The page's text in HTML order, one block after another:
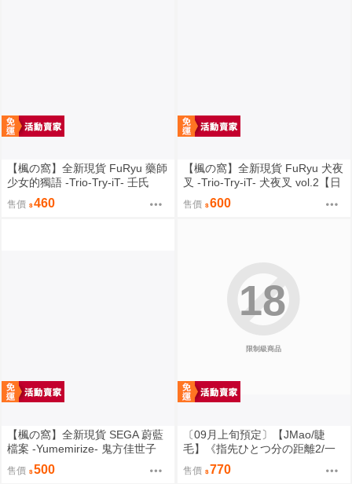
【楓の窩】全新現貨 FuRyu 藥師
少女的獨語 -Trio-Try-iT- 壬氏
【日版】
售價 460
【楓の窩】全新現貨 FuRyu 犬夜
叉 -Trio-Try-iT- 犬夜叉 vol.2【日
售價 600
【楓の窩】全新現貨 SEGA 蔚藍
檔案 -Yumemirize- 鬼方佳世子
【日版】
售價 500
限制級商品
18
〔09月上旬預定〕【JMao/睫
毛】《指先ひとつ分の距離2/一
個指尖的距離2》多規格套組&單
品⬢黑市兔－睫毛貓舍 (parody:
售價 770